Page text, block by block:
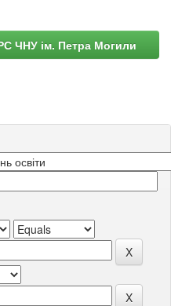
ЧНУ ім. Петра Могили